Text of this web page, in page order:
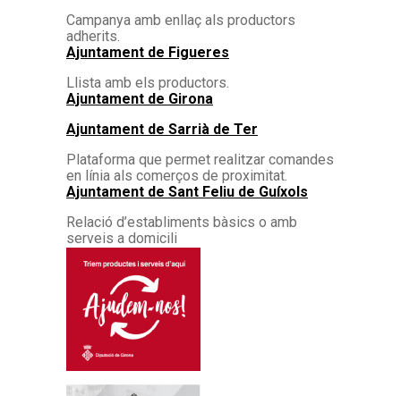
Campanya amb enllaç als productors
adherits.
Ajuntament de Figueres
Llista amb els productors.
Ajuntament de Girona
Ajuntament de Sarrià de Ter
Plataforma que permet realitzar comandes
en línia als comerços de proximitat.
Ajuntament de Sant Feliu de Guíxols
Relació d’establiments bàsics o amb
serveis a domicili